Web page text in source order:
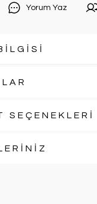
Yorum Yaz
SEÇENEKLERİ